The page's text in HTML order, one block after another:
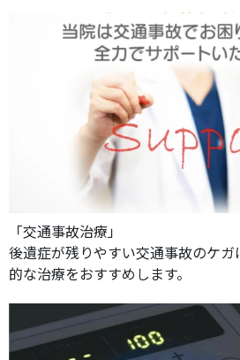
「交通事故治療」
後遺症が残りやすい交通事故のケ
的な治療をおすすめします。